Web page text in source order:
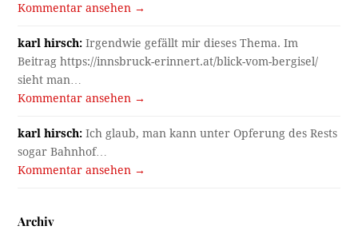
Kommentar ansehen →
karl hirsch: Irgendwie gefällt mir dieses Thema. Im
Beitrag https://innsbruck-erinnert.at/blick-vom-bergisel/
sieht man…
Kommentar ansehen →
karl hirsch: Ich glaub, man kann unter Opferung des Rests
sogar Bahnhof…
Kommentar ansehen →
Archiv